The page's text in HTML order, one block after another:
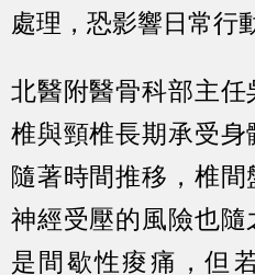
處理，恐影響日常行
北醫附醫骨科部主
椎與頸椎長期承受身
隨著時間推移，椎間
神經受壓的風險也隨
是間歇性痠痛，但